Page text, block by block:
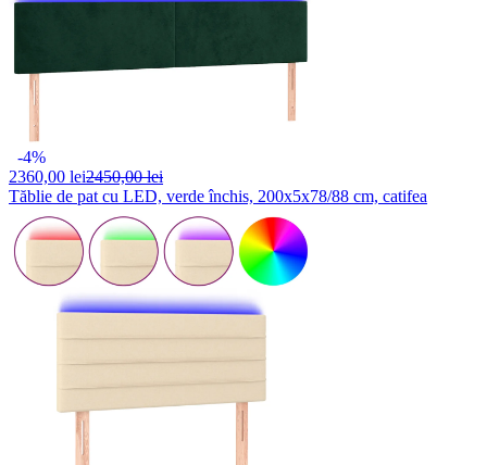
-4%
2360,00 lei2450,00 lei
Tăblie de pat cu LED, verde închis, 200x5x78/88 cm, catifea